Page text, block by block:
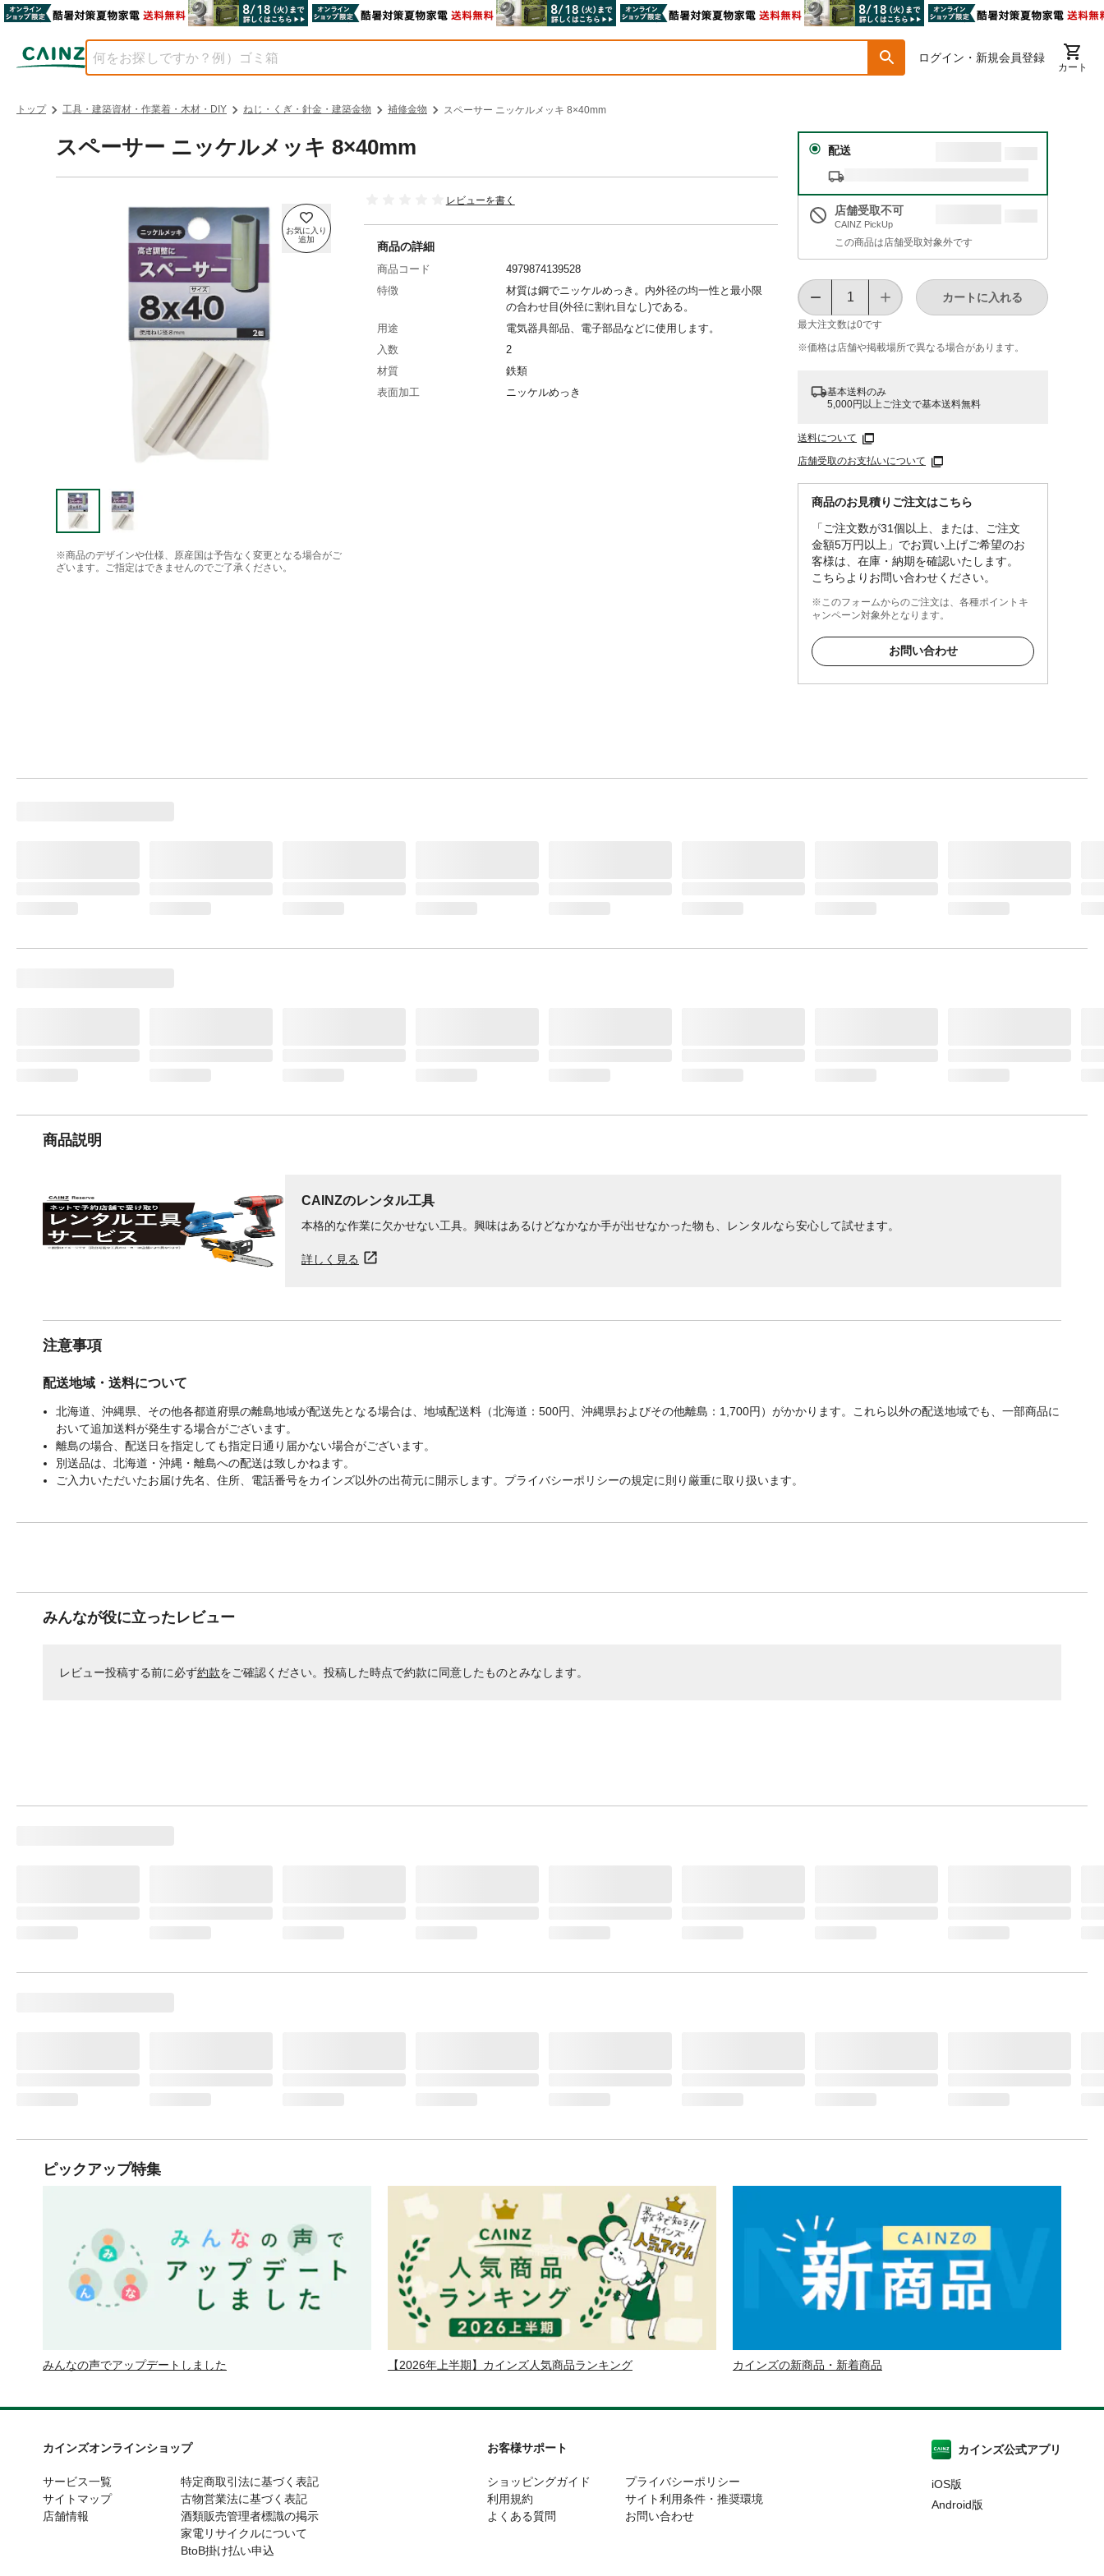
ログイン・新規会員登録
カート
トップ 工具・建築資材・作業着・木材・DIY ねじ・くぎ・針金・建築金物 補修金物 スペーサー ニッケルメッキ 8×40mm
スペーサー ニッケルメッキ 8×40mm
※商品のデザインや仕様、原産国は予告なく変更となる場合がご
ざいます。ご指定はできませんのでご了承ください。
レビューを書く
配送
店舗受取不可
CAINZ PickUp
この商品は店舗受取対象外です
最大注文数は0です
カートに入れる
※価格は​店舗や​掲載場所で​異なる​場合が​あります。
基本送料のみ
5,000円以上ご注文で基本送料無料
送料について
店舗受取のお支払いについて
商品のお見積りご注文はこちら
「ご注文数が31個以上、または、ご注文
金額5万円以上」でお買い上げご希望のお
客様は、在庫・納期を確認いたします。
こちらよりお問い合わせください。
※このフォームからのご注文は、各種ポイントキ
ャンペーン対象外となります。
お問い合わせ
商品の詳細
商品コード
4979874139528
特徴
材質は鋼でニッケルめっき。内外径の均一性と最小限
の合わせ目(外径に割れ目なし)である。
用途
電気器具部品、電子部品などに使用します。
入数
2
材質
鉄類
表面加工
ニッケルめっき
商品説明
CAINZのレンタル工具
本格的な作業に欠かせない工具。興味はあるけどなかなか手が出せなかった物も、レンタルなら安心して試せます。
詳しく見る
注意事項
配送地域・送料について
北海道、沖縄県、その他各都道府県の離島地域が配送先となる場合は、地域配送料（北海道：500円、沖縄県およびその他離島：1,700円）がかかります。これら以外の配送地域でも、一部商品に
おいて追加送料が発生する場合がございます。
離島の場合、配送日を指定しても指定日通り届かない場合がございます。
別送品は、北海道・沖縄・離島への配送は致しかねます。
ご入力いただいたお届け先名、住所、電話番号をカインズ以外の出荷元に開示します。プライバシーポリシーの規定に則り厳重に取り扱います。
みんなが役に立ったレビュー
レビュー投稿する前に必ず約款をご確認ください。投稿した時点で約款に同意したものとみなします。
ピックアップ特集
みんなの声でアップデートしました 【2026年上半期】カインズ人気商品ランキング カインズの新商品・新着商品
カインズオンラインショップ
サービス一覧
サイトマップ
店舗情報
特定商取引法に基づく表記
古物営業法に基づく表記
酒類販売管理者標識の掲示
家電リサイクルについて
BtoB掛け払い申込
お客様サポート
ショッピングガイド
利用規約
よくある質問
プライバシーポリシー
サイト利用条件・推奨環境
お問い合わせ
カインズ公式アプリ
iOS版
Android版